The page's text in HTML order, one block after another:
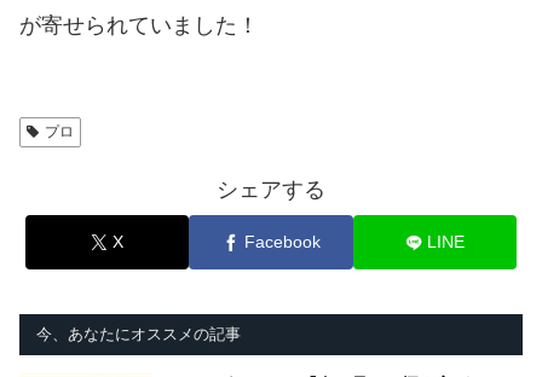
が寄せられていました！
プロ
シェアする
X Facebook LINE
今、あなたにオススメの記事